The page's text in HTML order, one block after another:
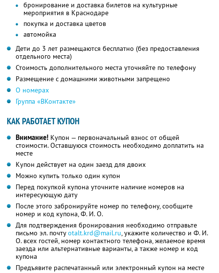
бронирование и доставка билетов на культурные
мероприятия в Краснодаре
покупка и доставка цветов
автомойка
Дети до 3 лет размещаются бесплатно (без предоставления
отдельного места)
Стоимость дополнительного места уточняйте по телефону
Размещение с домашними животными запрещено
О номерах
Группа «ВКонтакте»
КАК РАБОТАЕТ КУПОН
Внимание! Купон — первоначальный взнос от общей
стоимости. Оставшуюся стоимость необходимо доплатить на
месте
Купон действует на один заезд для двоих
Можно купить только один купон
Перед покупкой купона уточните наличие номеров на
интересующую дату
После этого забронируйте номер по телефону, сообщите
номер и код купона,Ф. И. О.
Для подтверждения бронирования необходимо отправьте
письмо эл. почтуotalt.krd@mail.ru, укажите количество и Ф. И.
О. всех гостей, номер контактного телефона, желаемое время
заезда или альтернативные варианты, а также номер и код
купона
Предъявите распечатанный или электронный купон на месте